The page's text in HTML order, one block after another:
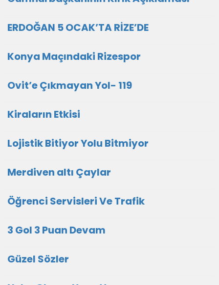
ERDOĞAN 5 OCAK’TA RİZE’DE
Konya Maçındaki Rizespor
Ovit’e Çıkmayan Yol- 119
Kiraların Etkisi
Lojistik Bitiyor Yolu Bitmiyor
Merdiven altı Çaylar
Öğrenci Servisleri Ve Trafik
3 Gol 3 Puan Devam
Güzel Sözler